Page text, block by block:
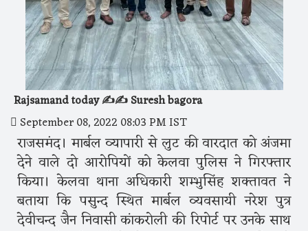
Rajsamand today ✍️✍️ Suresh bagora
September 08, 2022 08:03 PM IST
राजसमंद। मार्बल व्यापारी से लुट की वारदात को अंजमा
देने वाले दो आरोपियों को केलवा पुलिस ने गिरफ्तार
किया। केलवा थाना अधिकारी शम्भुसिंह शक्तावत ने
बताया कि पसुन्द स्थित मार्बल व्यवसायी नरेश पुत्र
देवीचन्द जैन निवासी कांकरोली की रिपोर्ट पर उनके साथ